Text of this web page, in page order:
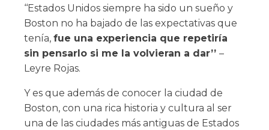
‘‘Estados Unidos siempre ha sido un sueño y
Boston no ha bajado de las expectativas que
tenía, fue una experiencia que repetiría
sin pensarlo si me la volvieran a dar’’ –
Leyre Rojas.
Y es que además de conocer la ciudad de
Boston, con una rica historia y cultura al ser
una de las ciudades más antiguas de Estados